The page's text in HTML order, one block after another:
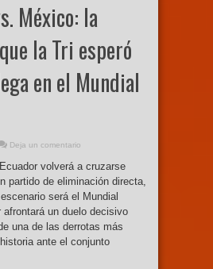
México: la
la Tri esperó
en el Mundial
Deja un comentario
volverá a cruzarse
partido de eliminación directa,
será el Mundial
afrontará un duelo decisivo
una de las derrotas más
ante el conjunto